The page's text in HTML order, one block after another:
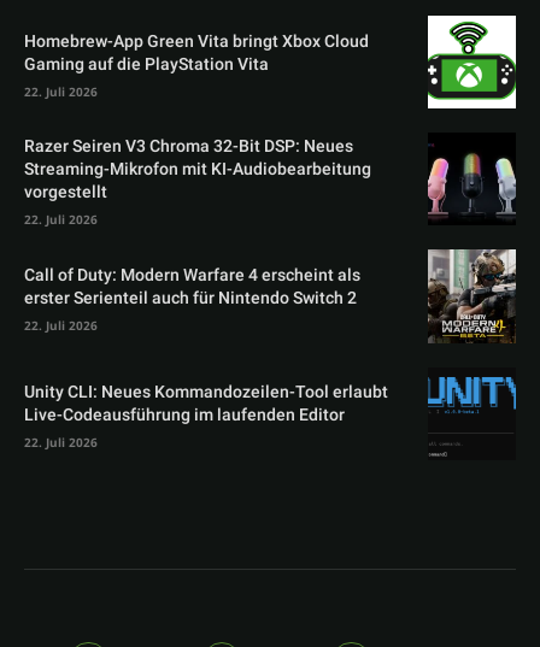
Homebrew-App Green Vita bringt Xbox Cloud
Gaming auf die PlayStation Vita
22. Juli 2026
Razer Seiren V3 Chroma 32-Bit DSP: Neues
Streaming-Mikrofon mit KI-Audiobearbeitung
vorgestellt
22. Juli 2026
Call of Duty: Modern Warfare 4 erscheint als
erster Serienteil auch für Nintendo Switch 2
22. Juli 2026
Unity CLI: Neues Kommandozeilen-Tool erlaubt
Live-Codeausführung im laufenden Editor
22. Juli 2026